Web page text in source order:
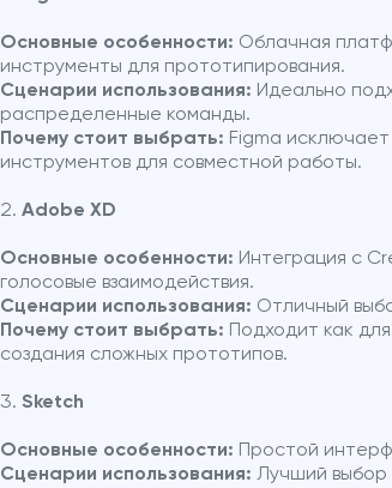
Основные особенности: Облачная
инструменты для прототипирования.
Сценарии использования: Идеально
распределенные команды.
Почему стоит выбрать: Figma
инструментов для совместной работы.
Adobe XD
Основные особенности: Интеграция с
голосовые взаимодействия.
Сценарии использования: Отличный
Почему стоит выбрать: Подходит как
создания сложных прототипов.
Sketch
Основные особенности: Простой
Сценарии использования: Лучший выбор